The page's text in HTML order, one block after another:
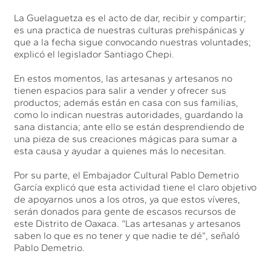
La Guelaguetza es el acto de dar, recibir y compartir;
es una practica de nuestras culturas prehispánicas y
que a la fecha sigue convocando nuestras voluntades;
explicó el legislador Santiago Chepi.
En estos momentos, las artesanas y artesanos no
tienen espacios para salir a vender y ofrecer sus
productos; además están en casa con sus familias,
como lo indican nuestras autoridades, guardando la
sana distancia; ante ello se están desprendiendo de
una pieza de sus creaciones mágicas para sumar a
esta causa y ayudar a quienes más lo necesitan.
Por su parte, el Embajador Cultural Pablo Demetrio
García explicó que esta actividad tiene el claro objetivo
de apoyarnos unos a los otros, ya que estos víveres,
serán donados para gente de escasos recursos de
este Distrito de Oaxaca. “Las artesanas y artesanos
saben lo que es no tener y que nadie te dé”, señaló
Pablo Demetrio.